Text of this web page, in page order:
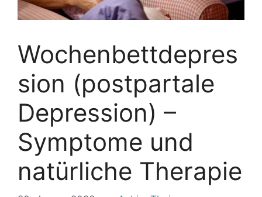
Wochenbettdepres
sion (postpartale
Depression) –
Symptome und
natürliche Therapie